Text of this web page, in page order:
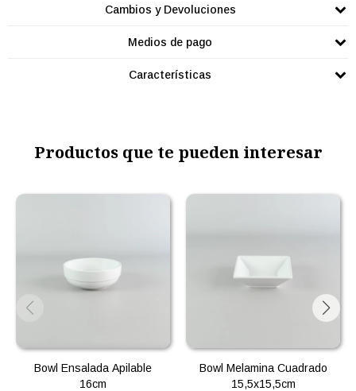
Cambios y Devoluciones
Medios de pago
Características
Productos que te pueden interesar
Bowl Ensalada Apilable
16cm
Bowl Melamina Cuadrado
15,5x15,5cm